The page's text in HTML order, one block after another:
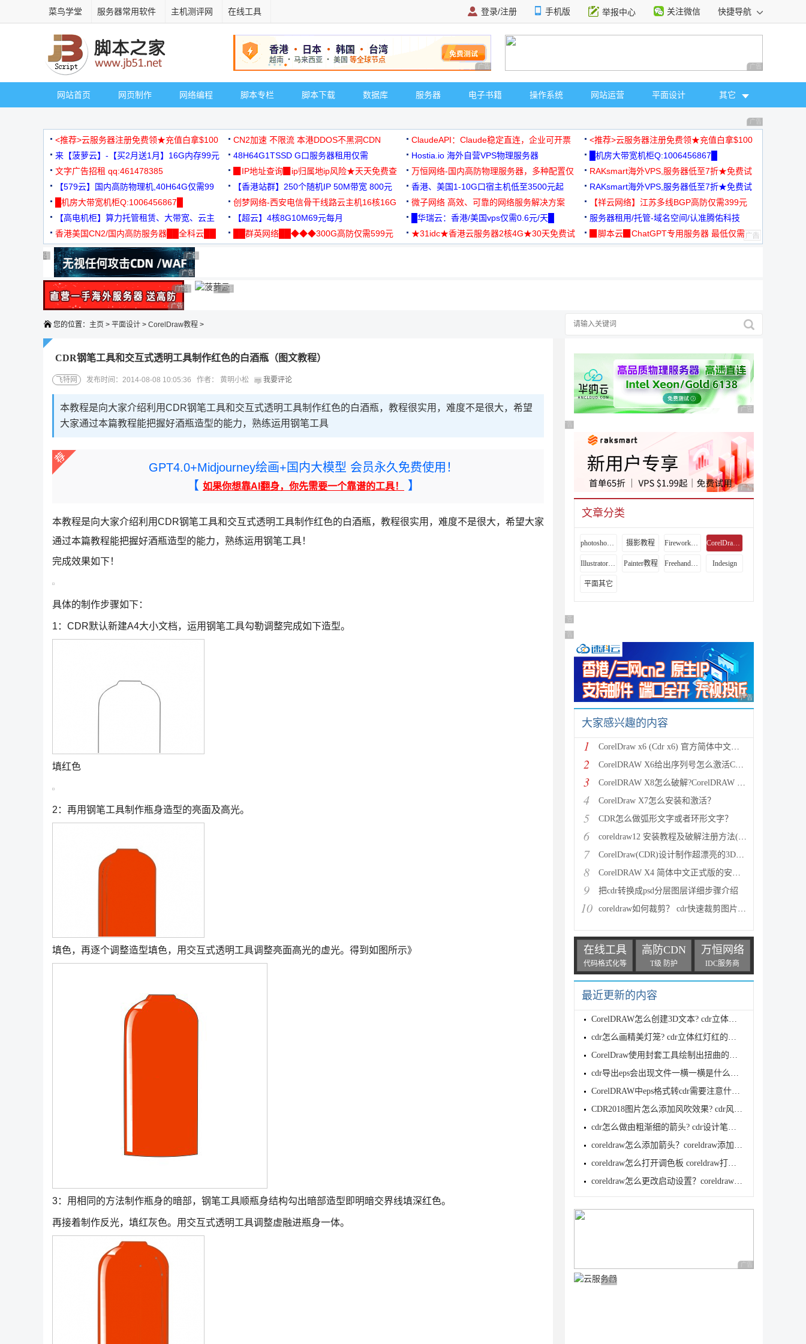
菜鸟学堂 服务器常用软件 主机测评网 在线工具 登录/注册 手机版 举报中心 关注微信 快捷导航
广告 商业广告，理性选择 广告 商业广告，理
网站首页 网页制作 网络编程 脚本专栏 脚本下载 数据库 服务器 电子书籍 操作系统 网站运营 平面设计 其它
广告 商业广告，理
<推荐>云服务器注册免费领★充值白拿$100 CN2加速 不限流 本港DDOS不黑洞CDN ClaudeAPI：Claude稳定直连，企业可开票
<推荐>云服务器注册免费领★充值白拿$100
来【菠萝云】-【买2月送1月】16G内存99元
48H64G1TSSD G口服务器租用仅需
3000+可免费测试
Hostia.io 海外自营VPS物理服务器
█机房大带宽机柜Q:1006456867█
文字广告招租 qq:461478385
▉IP地址查询▉ip归属地ip风险★天天免费查
万恒网络-国内高防物理服务器，多种配置仅
99元/月起
RAKsmart海外VPS,服务器低至7折★免费试
用★
【579云】国内高防物理机,40H64G仅需99
元
【香港站群】250个随机IP 50M带宽 800元 香港、美国1-10G口宿主机低至3500元起
RAKsmart海外VPS,服务器低至7折★免费试
用★
█机房大带宽机柜Q:1006456867█
创梦网络-西安电信骨干线路云主机16核16G
88元/月
微子网络 高效、可靠的网络服务解决方案
【祥云网络】江苏多线BGP高防仅需399元
【高电机柜】算力托管租赁、大带宽、云主
机
【超云】4核8G10M69元每月 █华瑞云：香港/美国vps仅需0.6元/天█
服务器租用/托管-域名空间/认准腾佑科技
香港美国CN2/国内高防服务器██全科云██
██群英网络██◆◆◆300G高防仅需599元
★31idc★香港云服务器2核4G★30天免费试
▉脚本云▉ChatGPT专用服务器 最低仅需
广告 商业广告，理性选择
广告 商业广告，理性选择
广告 商业广告，理性选择
广告 商业广告，理性选择
广告 商业广告，理性选择
广告 商业广告，理性选择
广告 商业广告，理性选择
广告 商业广告，理性选择广告 商业广告，理性选择
广告 商业广告，理性选择
您的位置： 主页 > 平面设计 > CorelDraw教程 >
CDR钢笔工具和交互式透明工具制作红色的白酒瓶（图文教程）
飞特网 发布时间：2014-08-08 10:05:36 作者： 黄明小松 我要评论
本教程是向大家介绍利用CDR钢笔工具和交互式透明工具制作红色的白酒瓶，教程很实用，难度不是很大，希望
大家通过本篇教程能把握好酒瓶造型的能力，熟练运用钢笔工具
GPT4.0+Midjourney绘画+国内大模型 会员永久免费使用！
【 如果你想靠AI翻身，你先需要一个靠谱的工具！ 】
本教程是向大家介绍利用CDR钢笔工具和交互式透明工具制作红色的白酒瓶，教程很实用，难度不是很大，希望大家
通过本篇教程能把握好酒瓶造型的能力，熟练运用钢笔工具！
完成效果如下！
具体的制作步骤如下：
1：CDR默认新建A4大小文档，运用钢笔工具勾勒调整完成如下造型。
填红色
2：再用钢笔工具制作瓶身造型的亮面及高光。
填色，再逐个调整造型填色，用交互式透明工具调整亮面高光的虚光。得到如图所示》
3：用相同的方法制作瓶身的暗部，钢笔工具顺瓶身结构勾出暗部造型即明暗交界线填深红色。
再接着制作反光，填红灰色。用交互式透明工具调整虚融进瓶身一体。
广告 商业广告，理性
广告 商业广告，理性选择
广告 商业广告，理性
文章分类
photoshop教程 摄影教程 Fireworks教程 CorelDraw教程
Illustrator教程 Painter教程 Freehand教程 Indesign
平面其它
广告 商业广告，理性选择
广告 商业广告，理性选择
广告 商业广告，理性
大家感兴趣的内容
1 CorelDraw x6 (Cdr x6) 官方简体中文破解版（32位）安
2 CorelDRAW X6给出序列号怎么激活Corelkey？
3 CorelDRAW X8怎么破解?CorelDRAW X8安装破解图文教程
4 CorelDraw X7怎么安装和激活？
5 CDR怎么做弧形文字或者环形文字？
6 coreldraw12 安装教程及破解注册方法(附中文版注册码
7 CorelDraw(CDR)设计制作超漂亮的3D立体字效果实例教程
8 CorelDRAW X4 简体中文正式版的安装步骤(图文教程)
9 把cdr转换成psd分层图层详细步骤介绍
10 coreldraw如何裁剪？ cdr快速裁剪图片的三种方法
在线工具
代码格式化等
高防CDN
T级 防护
万恒网络
IDC服务商
最近更新的内容
CorelDRAW怎么创建3D文本? cdr立体字效果制作方法
cdr怎么画精美灯笼? cdr立体红灯红的画法
CorelDraw使用封套工具绘制出扭曲的胶卷效果教程
cdr导出eps会出现文件一横一横是什么原因? cdr导出eps
CorelDRAW中eps格式转cdr需要注意什么?
CDR2018图片怎么添加风吹效果? cdr风吹效果的实现方法
cdr怎么做由粗渐细的箭头? cdr设计笔形箭头图形的技巧
coreldraw怎么添加箭头？coreldraw添加箭头方法
coreldraw怎么打开调色板 coreldraw打开调色板方法
coreldraw怎么更改启动设置？coreldraw更改启动设置方
广告 商业广告，理性
广告 商业广告，理性选择